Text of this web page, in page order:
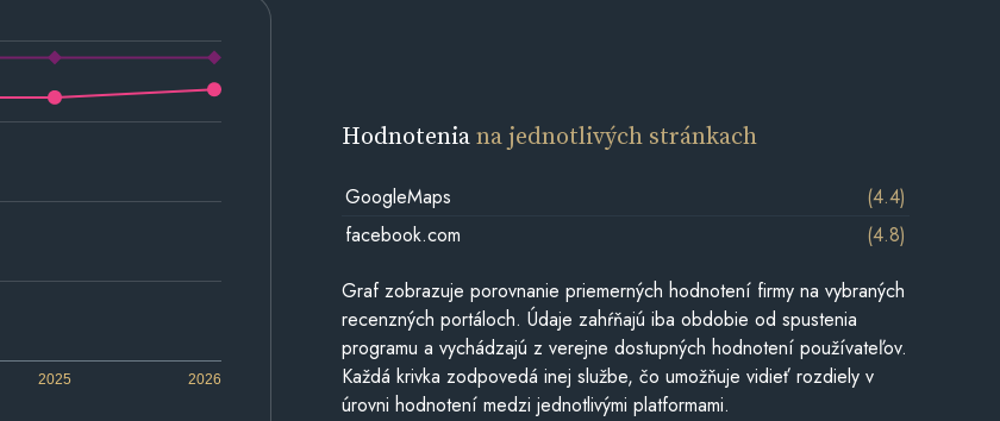
2025 2026
Hodnoteniana jednotlivých stránkach
GoogleMaps
(4.4)
facebook.com
(4.8)
Graf zobrazuje porovnanie priemerných hodnotení firmy na vybraných
recenzných portáloch. Údaje zahŕňajú iba obdobie od spustenia
programu a vychádzajú z verejne dostupných hodnotení používateľov.
Každá krivka zodpovedá inej službe, čo umožňuje vidieť rozdiely v
úrovni hodnotení medzi jednotlivými platformami.